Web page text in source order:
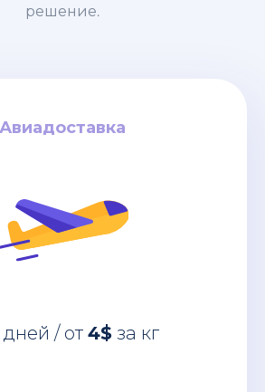
решение.
Авиадоставка
дней / от 4$за кг
Авиадоставка
6-8
дней / от
4$
большую ценность